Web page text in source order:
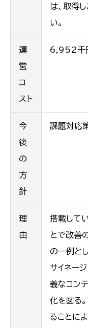
は、取得
い。
運
営
コ
スト
6,952千円
今
後
の
方
針
課題対応
理
由
搭載して
とで改善
の一例と
サイネー
義なコン
化を図る
ることに